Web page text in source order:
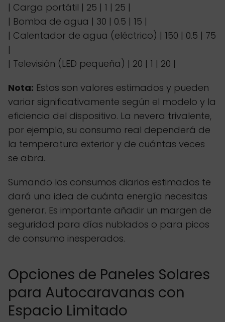
| Carga portátil | 25 | 1 | 25 |
| Bomba de agua | 30 | 0.5 | 15 |
| Calentador de agua (eléctrico) | 150 | 0.5 | 75
|
| Televisión (LED pequeña) | 20 | 1 | 20 |
Nota: Estos son valores estimados y pueden
variar significativamente según el modelo y la
eficiencia del dispositivo. La nevera trivalente,
por ejemplo, su consumo real dependerá de
la temperatura exterior y de cuántas veces
se abra.
Sumando los consumos diarios estimados te
dará una idea de cuánta energía necesitas
generar. Es importante añadir un margen de
seguridad para días nublados o para picos
de consumo inesperados.
Opciones de Paneles Solares
para Autocaravanas con
Espacio Limitado